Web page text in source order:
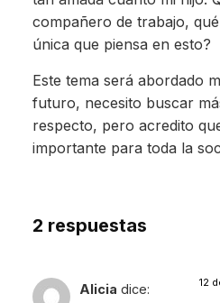
compañero de trabajo,
única que piensa en esto?
Este tema será abordado
futuro, necesito buscar
respecto, pero acredito
importante para toda la
2 respuestas
Alicia dice: 12